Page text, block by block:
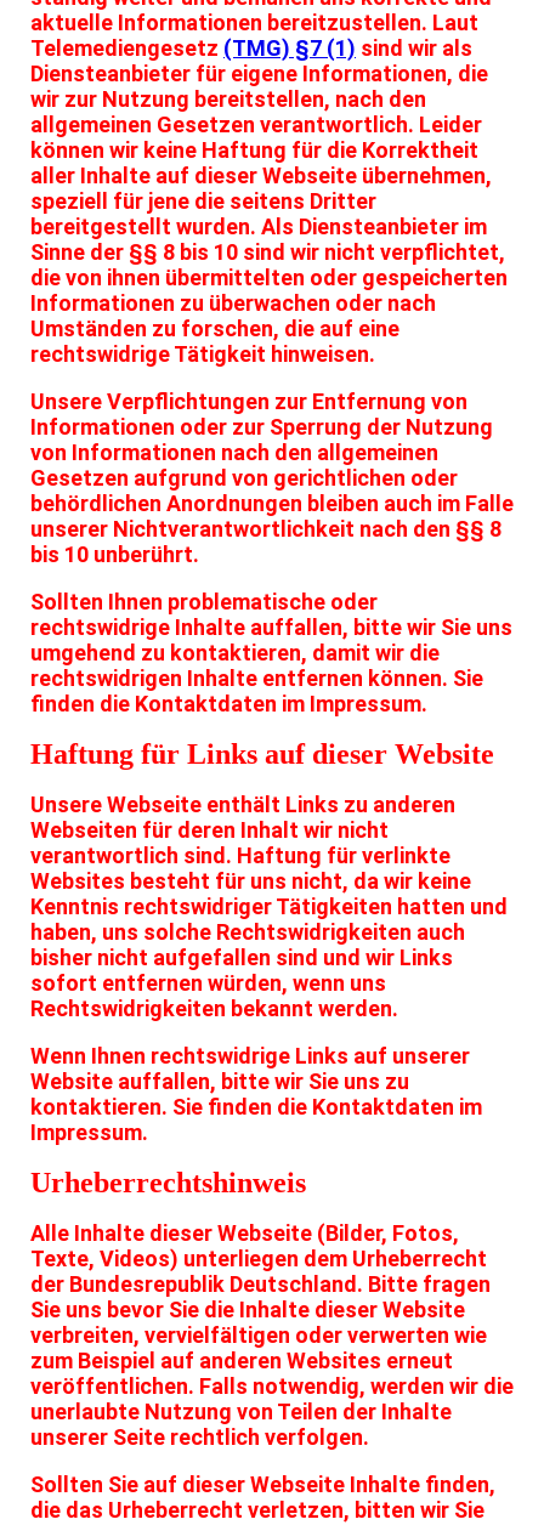
aktuelle Informationen bereitzustellen. Laut
Telemediengesetz (TMG) §7 (1) sind wir als
Diensteanbieter für eigene Informationen, die
wir zur Nutzung bereitstellen, nach den
allgemeinen Gesetzen verantwortlich. Leider
können wir keine Haftung für die Korrektheit
aller Inhalte auf dieser Webseite übernehmen,
speziell für jene die seitens Dritter
bereitgestellt wurden. Als Diensteanbieter im
Sinne der §§ 8 bis 10 sind wir nicht verpflichtet,
die von ihnen übermittelten oder gespeicherten
Informationen zu überwachen oder nach
Umständen zu forschen, die auf eine
rechtswidrige Tätigkeit hinweisen.
Unsere Verpflichtungen zur Entfernung von
Informationen oder zur Sperrung der Nutzung
von Informationen nach den allgemeinen
Gesetzen aufgrund von gerichtlichen oder
behördlichen Anordnungen bleiben auch im Falle
unserer Nichtverantwortlichkeit nach den §§ 8
bis 10 unberührt.
Sollten Ihnen problematische oder
rechtswidrige Inhalte auffallen, bitte wir Sie uns
umgehend zu kontaktieren, damit wir die
rechtswidrigen Inhalte entfernen können. Sie
finden die Kontaktdaten im Impressum.
Haftung für Links auf dieser Website
Unsere Webseite enthält Links zu anderen
Webseiten für deren Inhalt wir nicht
verantwortlich sind. Haftung für verlinkte
Websites besteht für uns nicht, da wir keine
Kenntnis rechtswidriger Tätigkeiten hatten und
haben, uns solche Rechtswidrigkeiten auch
bisher nicht aufgefallen sind und wir Links
sofort entfernen würden, wenn uns
Rechtswidrigkeiten bekannt werden.
Wenn Ihnen rechtswidrige Links auf unserer
Website auffallen, bitte wir Sie uns zu
kontaktieren. Sie finden die Kontaktdaten im
Impressum.
Urheberrechtshinweis
Alle Inhalte dieser Webseite (Bilder, Fotos,
Texte, Videos) unterliegen dem Urheberrecht
der Bundesrepublik Deutschland. Bitte fragen
Sie uns bevor Sie die Inhalte dieser Website
verbreiten, vervielfältigen oder verwerten wie
zum Beispiel auf anderen Websites erneut
veröffentlichen. Falls notwendig, werden wir die
unerlaubte Nutzung von Teilen der Inhalte
unserer Seite rechtlich verfolgen.
Sollten Sie auf dieser Webseite Inhalte finden,
die das Urheberrecht verletzen, bitten wir Sie